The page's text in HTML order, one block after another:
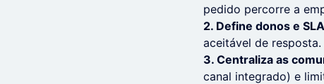
pedido percorre a
2. Define donos e
aceitável de resposta.
3. Centraliza as
canal integrado) e